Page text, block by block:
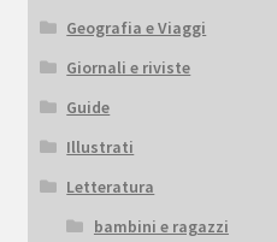
Geografia e Viaggi
Giornali e riviste
Guide
Illustrati
Letteratura
bambini e ragazzi